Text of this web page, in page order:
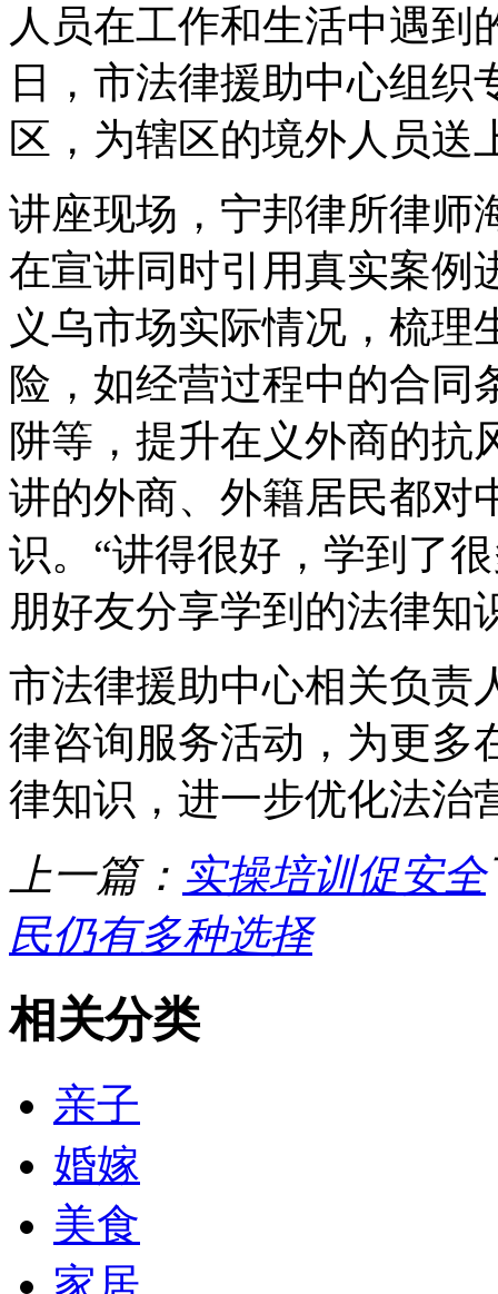
人员在工作和生活中遇到
日，市法律援助中心组
区，为辖区的境外人员送
讲座现场，宁邦律所律师
在宣讲同时引用真实案例
义乌市场实际情况，梳理
险，如经营过程中的合同
阱等，提升在义外商的抗
讲的外商、外籍居民都对
识。“讲得很好，学到了
朋好友分享学到的法律知
市法律援助中心相关负责
律咨询服务活动，为更多
律知识，进一步优化法治
上一篇： 实操培训促安全
民仍有多种选择
相关分类
亲子
婚嫁
美食
家居